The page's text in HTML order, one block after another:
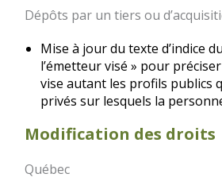
Dépôts par un tiers ou
Mise à jour du texte d’indice
l’émetteur visé » pour
vise autant les profils publics
privés sur lesquels la
Modification des droits
Québec